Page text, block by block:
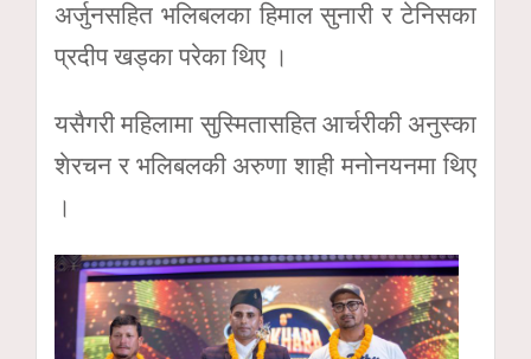
अर्जुनसहित भलिबलका हिमाल सुनारी र टेनिसका
प्रदीप खड्का परेका थिए ।
यसैगरी महिलामा सुस्मितासहित आर्चरीकी अनुस्का
शेरचन र भलिबलकी अरुणा शाही मनोनयनमा थिए
।